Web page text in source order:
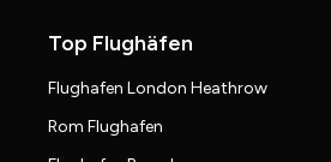
Top Flughäfen
Flughafen London Heathrow
Rom Flughafen